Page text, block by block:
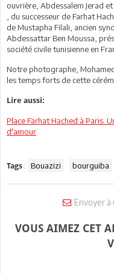
ouvrière, Abdessalem Jerad
, du successeur de Farhat
de Mustapha Filali, ancien
Abdessattar Ben Moussa,
société civile tunisienne en
Notre photographe,
les temps forts de cette
Lire aussi:
Place Farhat Hached à Paris:
d'amour
Tags : Bouazizi bourguiba
Envoyer à
VOUS AIMEZ CET